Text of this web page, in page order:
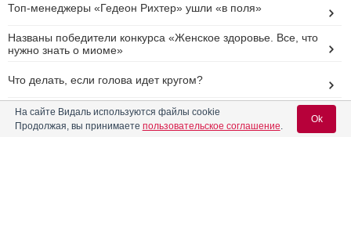
Топ-менеджеры «Гедеон Рихтер» ушли «в поля»
Названы победители конкурса «Женское здоровье. Все, что
нужно знать о миоме»
Что делать, если голова идет кругом?
На случай шизофрении
На сайте Видаль используются файлы cookie
Продолжая, вы принимаете пользовательское соглашение.
Ok